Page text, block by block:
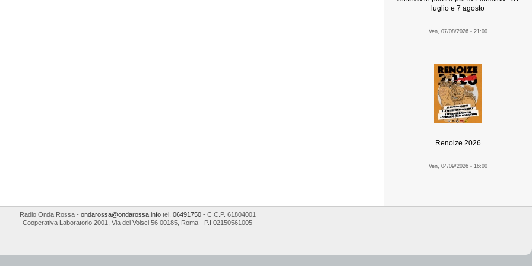
luglio e 7 agosto
Ven, 07/08/2026 - 21:00
Renoize 2026
Ven, 04/09/2026 - 16:00
Radio Onda Rossa- ondarossa@ondarossa.infotel. 06491750- C.C.P. 61804001
Cooperativa Laboratorio 2001
Via dei Volsci 56 00185 Roma - P.I 02150561005